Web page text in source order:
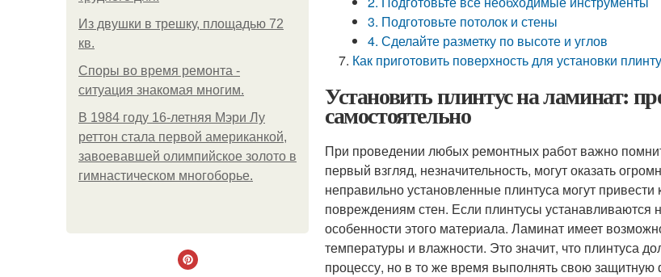
Из двушки в трешку, площадью 72
кв.
Споры во время ремонта -
ситуация знакомая многим.
В 1984 году 16-летняя Мэри Лу
реттон стала первой американкой,
завоевавшей олимпийское золото в
гимнастическом многоборье.
3. Подготовьте потолок и стены
4. Сделайте разметку по высоте и углов
Как приготовить поверхность для установки
Установить плинтус на ламинат:
самостоятельно
При проведении любых ремонтных работ важно
первый взгляд, незначительность, могут оказать
неправильно установленные плинтуса могут
повреждениям стен. Если плинтусы устанавливаются
особенности этого материала. Ламинат имеет
температуры и влажности. Это значит, что плинтуса
процессу, но в то же время выполнять свою защитную